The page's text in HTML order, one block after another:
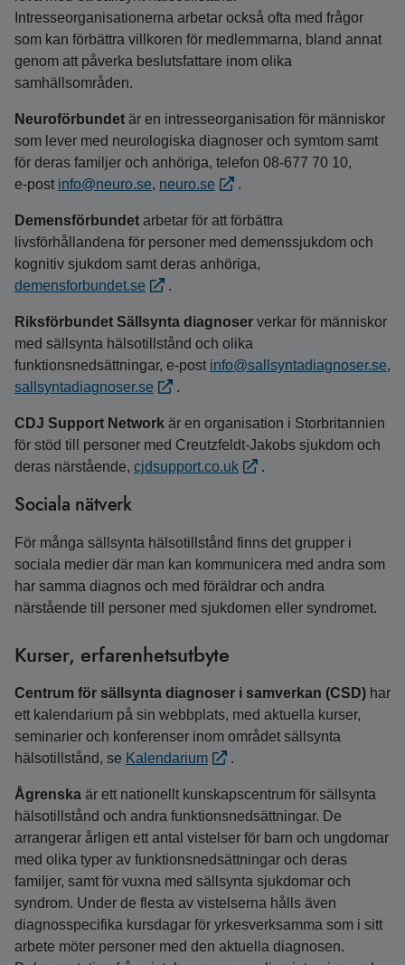
Intresseorganisationerna arbetar också ofta med frågor
som kan förbättra villkoren för medlemmarna, bland annat
genom att påverka beslutsfattare inom olika
samhällsområden.
Neuroförbundet är en intresseorganisation för människor
som lever med neurologiska diagnoser och symtom samt
för deras familjer och anhöriga, telefon 08-677 70 10,
e‑post info@neuro.se, neuro.se .
Demensförbundet arbetar för att förbättra
livsförhållandena för personer med demenssjukdom och
kognitiv sjukdom samt deras anhöriga,
demensforbundet.se
.
Riksförbundet Sällsynta diagnoser verkar för människor
med sällsynta hälsotillstånd och olika
funktionsnedsättningar, e‑post info@sallsyntadiagnoser.se,
sallsyntadiagnoser.se
.
CDJ Support Network är en organisation i Storbritannien
för stöd till personer med Creutzfeldt-Jakobs sjukdom och
deras närstående, cjdsupport.co.uk .
Sociala nätverk
För många sällsynta hälsotillstånd finns det grupper i
sociala medier där man kan kommunicera med andra som
har samma diagnos och med föräldrar och andra
närstående till personer med sjukdomen eller syndromet.
Kurser, erfarenhetsutbyte
Centrum för sällsynta diagnoser i samverkan (CSD) har
ett kalendarium på sin webbplats, med aktuella kurser,
seminarier och konferenser inom området sällsynta
hälsotillstånd, se Kalendarium .
Ågrenska är ett nationellt kunskapscentrum för sällsynta
hälsotillstånd och andra funktionsnedsättningar. De
arrangerar årligen ett antal vistelser för barn och ungdomar
med olika typer av funktionsnedsättningar och deras
familjer, samt för vuxna med sällsynta sjukdomar och
syndrom. Under de flesta av vistelserna hålls även
diagnosspecifika kursdagar för yrkesverksamma som i sitt
arbete möter personer med den aktuella diagnosen.